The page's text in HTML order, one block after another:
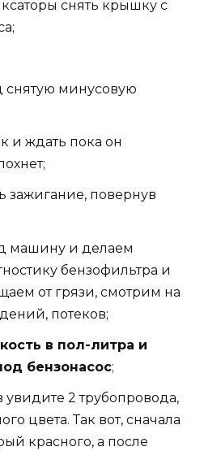
снять крышку с
снятую минусовую
и ждать пока он
зажигание, повернув
машину и делаем
бензофильтра и
от грязи, смотрим на
потеков;
в пол-литра и
бензонасос;
увидите 2 трубопровода,
цвета. Так вот, сначала
красного, а после